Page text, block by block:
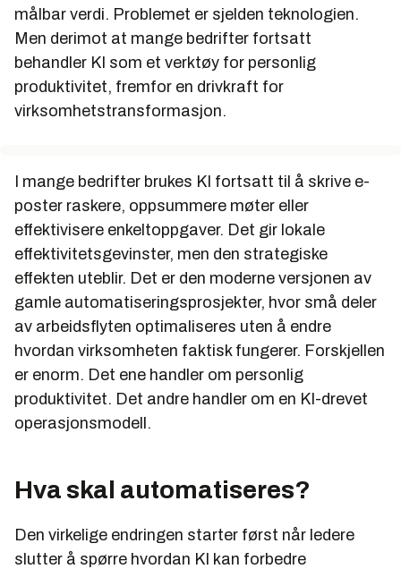
målbar verdi. Problemet er sjelden teknologien.
Men derimot at mange bedrifter fortsatt
behandler KI som et verktøy for personlig
produktivitet, fremfor en drivkraft for
virksomhetstransformasjon.
I mange bedrifter brukes KI fortsatt til å skrive e-
poster raskere, oppsummere møter eller
effektivisere enkeltoppgaver. Det gir lokale
effektivitetsgevinster, men den strategiske
effekten uteblir. Det er den moderne versjonen av
gamle automatiseringsprosjekter, hvor små deler
av arbeidsflyten optimaliseres uten å endre
hvordan virksomheten faktisk fungerer. Forskjellen
er enorm. Det ene handler om personlig
produktivitet. Det andre handler om en KI-drevet
operasjonsmodell.
Hva skal automatiseres?
Den virkelige endringen starter først når ledere
slutter å spørre hvordan KI kan forbedre